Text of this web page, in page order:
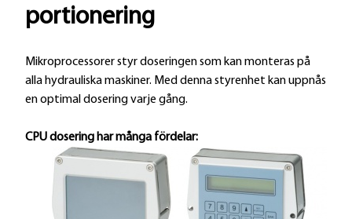
o
r
m
l
portionering
Mikroprocessorer styr doseringen som kan monteras på
alla hydrauliska maskiner. Med denna styrenhet kan uppnås
en optimal dosering varje gång.
CPU dosering har många fördelar: